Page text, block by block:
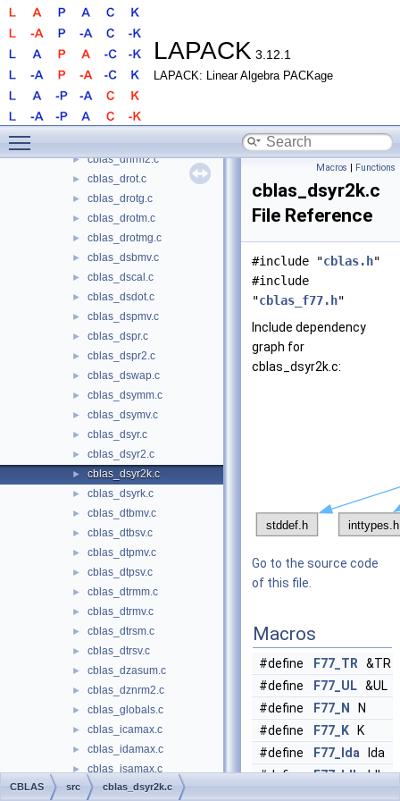
LAPACK 3.12.1
LAPACK: Linear Algebra PACKage
cblas_ddot.c
cblas_dgbmv.c
► cblas_dgemm.c
► cblas_dgemmtr.c
cblas_dgemv.c
► cblas_dnrm2.c
► cblas_drot.c
► cblas_drotg.c
► cblas_drotm.c
► cblas_drotmg.c
► cblas_dsbmv.c
► cblas_dscal.c
► cblas_dsdot.c
► cblas_dspmv.c
► cblas_dspr.c
► cblas_dspr2.c
► cblas_dswap.c
► cblas_dsymm.c
► cblas_dsymv.c
► cblas_dsyr.c
► cblas_dsyr2.c
► cblas_dsyr2k.c
► cblas_dsyrk.c
► cblas_dtbmv.c
► cblas_dtbsv.c
► cblas_dtpmv.c
► cblas_dtpsv.c
► cblas_dtrmm.c
► cblas_dtrmv.c
► cblas_dtrsm.c
► cblas_dtrsv.c
► cblas_dzasum.c
► cblas_dznrm2.c
► cblas_globals.c
► cblas_icamax.c
► cblas_idamax.c
► cblas_isamax.c
► cblas_izamax.c
Macros | Functions
cblas_dsyr2k.c
File Reference
#include "cblas.h"
#include
"cblas_f77.h"
Include dependency
graph for
cblas_dsyr2k.c:
Go to the source code
of this file.
Macros
#define F77_TR &TR
#define
F77_UL &UL
#define
F77_N
N
#define
F77_K K
#define
F77_lda lda
#define F77_ldbldb
CBLAS src cblas_dsyr2k.c